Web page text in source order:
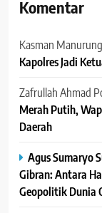
Komentar
Kasman Manurung
Kapolres Jadi
Zafrullah Ahmad
Merah Putih,
Daerah
Agus Sumaryo
Gibran: Antara
Geopolitik Dunia